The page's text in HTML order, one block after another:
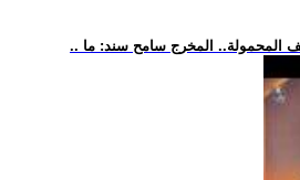
المحمولة.. المخرج سامح سند: ما